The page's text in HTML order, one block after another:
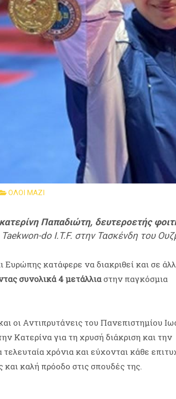
ΟΛΟΙ ΜΑΖΙ
Παπαδιώτη, δευτεροετής
do I.T.F. στην Τασκένδη του
Ευρώπης κατάφερε να διακριθεί και σε
συνολικά 4 μετάλλιαστην παγκόσμια
οι Αντιπρυτάνεις του Πανεπιστημίου
Κατερίνα για τη χρυσή διάκριση και την
χρόνια και εύχονται κάθε
καλή πρόοδο στις σπουδές της.